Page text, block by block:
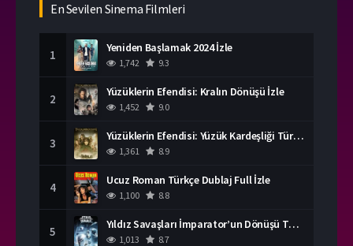
En Sevilen Sinema Filmleri
1 Yeniden Başlamak 2024 İzle
1,742 9.3
2 Yüzüklerin Efendisi: Kralın Dönüşü İzle
1,452 9.0
3 Yüzüklerin Efendisi: Yüzük Kardeşliği Türkçe Dublaj İzle
1,361 8.9
4 Ucuz Roman Türkçe Dublaj Full İzle
1,100 8.8
5 Yıldız Savaşları İmparator’un Dönüşü Türkçe Dublaj İzle
1,013 8.7